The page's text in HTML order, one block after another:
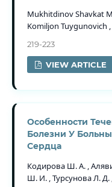
Mukhitdinov Shavkat
Komiljon Tuygunovich
219-223
VIEW ARTICLE
Особенности
Болезни У
Сердца
Кодирова Ш. А. ,
Ш. И. , Турсунова Л.